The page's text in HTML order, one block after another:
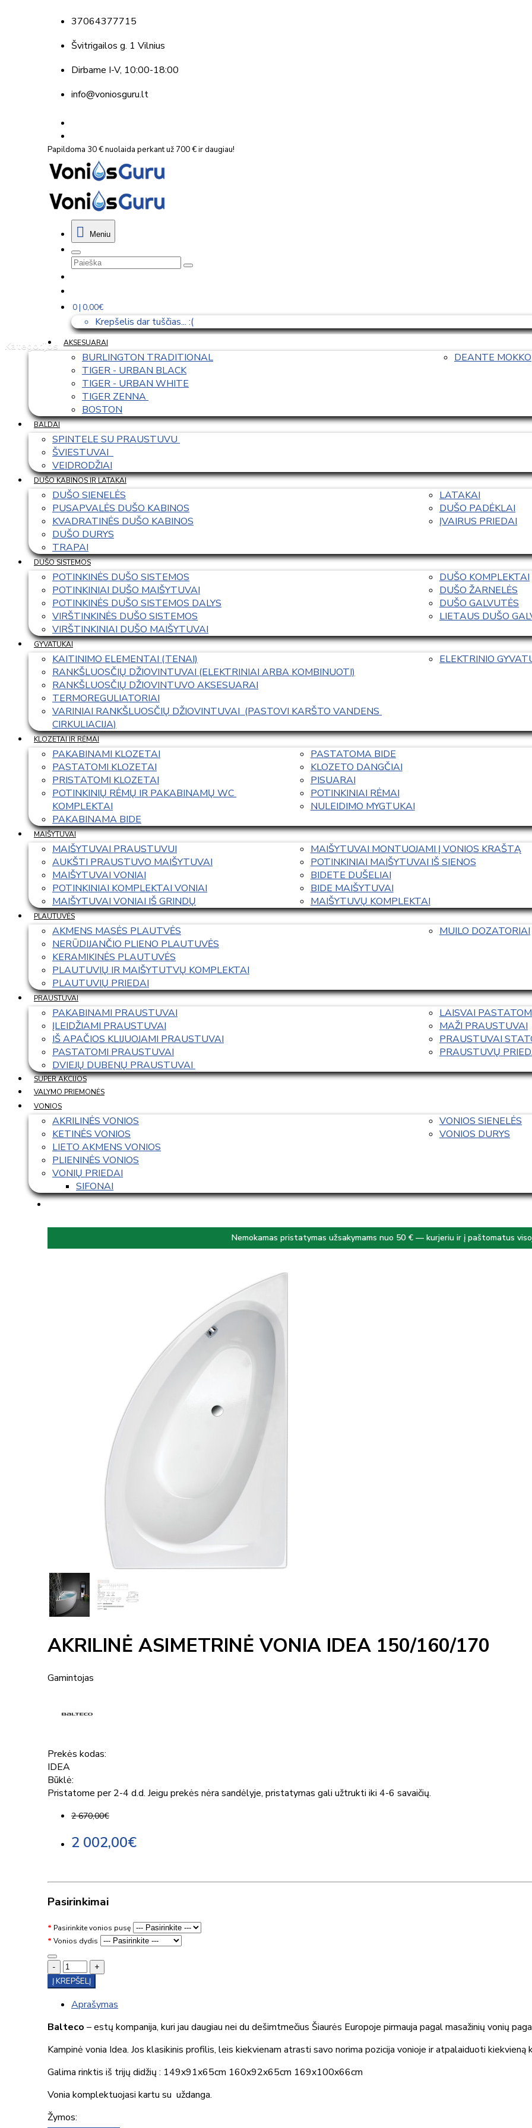
37064377715
Švitrigailos g. 1 Vilnius
Dirbame I-V, 10:00-18:00
info@voniosguru.lt
Papildoma 30 € nuolaida perkant už 700 € ir daugiau!
Meniu
0 | 0,00€
Krepšelis dar tuščias... :(
Kategorijos
AKSESUARAI
BURLINGTON TRADITIONAL
TIGER - URBAN BLACK
TIGER - URBAN WHITE
TIGER ZENNA
BOSTON
DEANTE MOKKO
BALDAI
SPINTELE SU PRAUSTUVU
ŠVIESTUVAI
VEIDRODŽIAI
DUŠO KABINOS IR LATAKAI
DUŠO SIENELĖS
PUSAPVALĖS DUŠO KABINOS
KVADRATINĖS DUŠO KABINOS
DUŠO DURYS
TRAPAI
LATAKAI
DUŠO PADĖKLAI
ĮVAIRUS PRIEDAI
DUŠO SISTEMOS
POTINKINĖS DUŠO SISTEMOS
POTINKINIAI DUŠO MAIŠYTUVAI
POTINKINĖS DUŠO SISTEMOS DALYS
VIRŠTINKINĖS DUŠO SISTEMOS
VIRŠTINKINIAI DUŠO MAIŠYTUVAI
DUŠO KOMPLEKTAI
DUŠO ŽARNELĖS
DUŠO GALVUTĖS
LIETAUS DUŠO
GYVATUKAI
KAITINIMO ELEMENTAI (TENAI)
RANKŠLUOSČIŲ DŽIOVINTUVAI (ELEKTRINIAI ARBA KOMBINUOTI)
RANKŠLUOSČIŲ DŽIOVINTUVO AKSESUARAI
TERMOREGULIATORIAI
VARINIAI RANKŠLUOSČIŲ DŽIOVINTUVAI  (PASTOVI KARŠTO VANDENS
CIRKULIACIJA)
ELEKTRINIO
KLOZETAI IR RĖMAI
PAKABINAMI KLOZETAI
PASTATOMI KLOZETAI
PRISTATOMI KLOZETAI
POTINKINIŲ RĖMŲ IR PAKABINAMŲ WC
KOMPLEKTAI
PAKABINAMA BIDE
PASTATOMA BIDE
KLOZETO DANGČIAI
PISUARAI
POTINKINIAI RĖMAI
NULEIDIMO MYGTUKAI
MAIŠYTUVAI
MAIŠYTUVAI PRAUSTUVUI
AUKŠTI PRAUSTUVO MAIŠYTUVAI
MAIŠYTUVAI VONIAI
POTINKINIAI KOMPLEKTAI VONIAI
MAIŠYTUVAI VONIAI IŠ GRINDŲ
MAIŠYTUVAI MONTUOJAMI Į VONIOS KRAŠTĄ
POTINKINIAI MAIŠYTUVAI IŠ SIENOS
BIDETE DUŠELIAI
BIDE MAIŠYTUVAI
MAIŠYTUVŲ KOMPLEKTAI
PLAUTUVĖS
AKMENS MASĖS PLAUTVĖS
NERŪDIJANČIO PLIENO PLAUTUVĖS
KERAMIKINĖS PLAUTUVĖS
PLAUTUVIŲ IR MAIŠYTUTVŲ KOMPLEKTAI
PLAUTUVIŲ PRIEDAI
MUILO DOZATORIAI
PRAUSTUVAI
PAKABINAMI PRAUSTUVAI
ĮLEIDŽIAMI PRAUSTUVAI
IŠ APAČIOS KLIJUOJAMI PRAUSTUVAI
PASTATOMI PRAUSTUVAI
DVIEJŲ DUBENŲ PRAUSTUVAI
LAISVAI
MAŽI PRAUSTUVAI
PRAUSTUVAI
PRAUSTUVŲ
SUPER AKCIJOS
VALYMO PRIEMONĖS
VONIOS
AKRILINĖS VONIOS
KETINĖS VONIOS
LIETO AKMENS VONIOS
PLIENINĖS VONIOS
VONIŲ PRIEDAI
SIFONAI
VONIOS SIENELĖS
VONIOS DURYS
Nemokamas pristatymas užsakymams nuo 50 € — kurjeriu ir į paštomatus
AKRILINĖ ASIMETRINĖ VONIA IDEA 150/160/170
Gamintojas
Prekės kodas:
IDEA
Būklė:
Pristatome per 2-4 d.d. Jeigu prekės nėra sandėlyje, pristatymas gali užtrukti iki 4-6 savaičių.
2 670,00€
2 002,00€
Pasirinkimai
Pasirinkite vonios pusę
Vonios dydis
-
+
Į KREPŠELĮ
Aprašymas
Balteco – estų kompanija, kuri jau daugiau nei du dešimtmečius Šiaurės Europoje pirmauja pagal masažinių vonių
Kampinė vonia Idea. Jos klasikinis profilis, leis kiekvienam atrasti savo norima pozicija vonioje ir atpalaiduoti kiekvieną
Galima rinktis iš trijų didžių : 149x91x65cm 160x92x65cm 169x100x66cm
Vonia komplektuojasi kartu su uždanga.
Žymos: